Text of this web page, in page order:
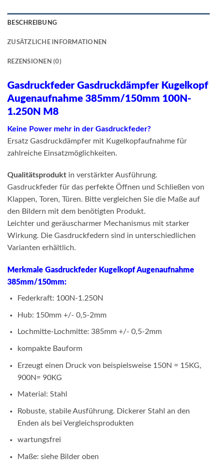
BESCHREIBUNG
ZUSÄTZLICHE INFORMATIONEN
REZENSIONEN (0)
Gasdruckfeder Gasdruckdämpfer Kugelkopf
Augenaufnahme 385mm/150mm 100N-
1.250N M8
Keine Power mehr in der Gasdruckfeder?
Ersatz Gasdruckdämpfer mit Kugelkopfaufnahme für
zahlreiche Einsatzmöglichkeiten.
Qualitätsprodukt in verstärkter Ausführung.
Gasdruckfeder für das perfekte Öffnen und Schließen von
Klappen, Toren, Türen. Bitte vergleichen Sie die Maße auf
den Bildern mit dem benötigten Produkt.
Leichter und geräuscharmer Mechanismus mit starker
Wirkung. Die Gasdruckfedern sind in unterschiedlichen
Varianten erhältlich.
Merkmale Gasdruckfeder Kugelkopf Augenaufnahme
385mm/150mm:
Federkraft: 100N-1.250N
Hub: 150mm +/- 0,5-2mm
Lochmitte-Lochmitte: 385mm +/- 0,5-2mm
kompakte Bauform
Erzeugt einen Druck von beispielsweise 150N = 15KG,
900N= 90KG
Material: Stahl
Robuste, stabile Ausführung. Dickerer Stahl an den
Enden als bei Vergleichsprodukten
wartungsfrei
Maße: siehe Bilder oben